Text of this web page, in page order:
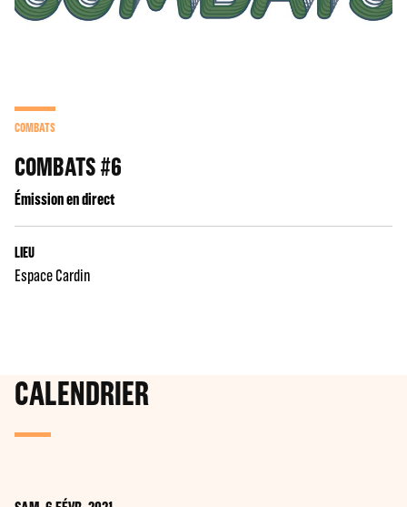
COMBATS
COMBATS #6
Émission en direct
LIEU
Espace Cardin
CALENDRIER